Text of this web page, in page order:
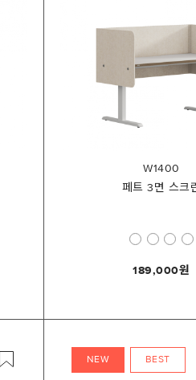
W1400
페트 3면 스크
189,000
NEW BEST